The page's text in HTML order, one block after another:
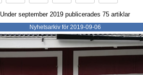
Under september 2019 publicerades 75 artiklar
Nyhetsarkiv för 2019-09-06